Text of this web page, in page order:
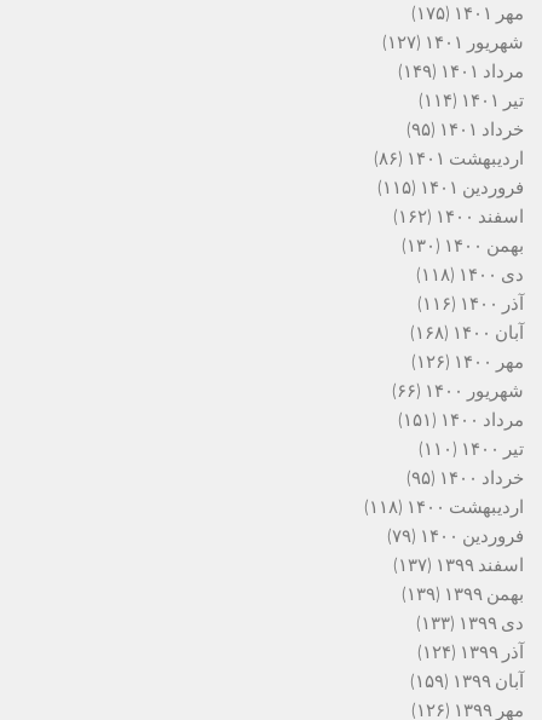
مهر ۱۴۰۱
(۱۷۵)
شهریور ۱۴۰۱
(۱۲۷)
مرداد ۱۴۰۱
(۱۴۹)
تیر ۱۴۰۱
(۱۱۴)
خرداد ۱۴۰۱
(۹۵)
اردیبهشت ۱۴۰۱
(۸۶)
فروردین ۱۴۰۱
(۱۱۵)
اسفند ۱۴۰۰
(۱۶۲)
بهمن ۱۴۰۰
(۱۳۰)
دی ۱۴۰۰
(۱۱۸)
آذر ۱۴۰۰
(۱۱۶)
آبان ۱۴۰۰
(۱۶۸)
مهر ۱۴۰۰
(۱۲۶)
شهریور ۱۴۰۰
(۶۶)
مرداد ۱۴۰۰
(۱۵۱)
تیر ۱۴۰۰
(۱۱۰)
خرداد ۱۴۰۰
(۹۵)
اردیبهشت ۱۴۰۰
(۱۱۸)
فروردین ۱۴۰۰
(۷۹)
اسفند ۱۳۹۹
(۱۳۷)
بهمن ۱۳۹۹
(۱۳۹)
دی ۱۳۹۹
(۱۳۳)
آذر ۱۳۹۹
(۱۲۴)
آبان ۱۳۹۹
(۱۵۹)
مهر ۱۳۹۹
(۱۲۶)